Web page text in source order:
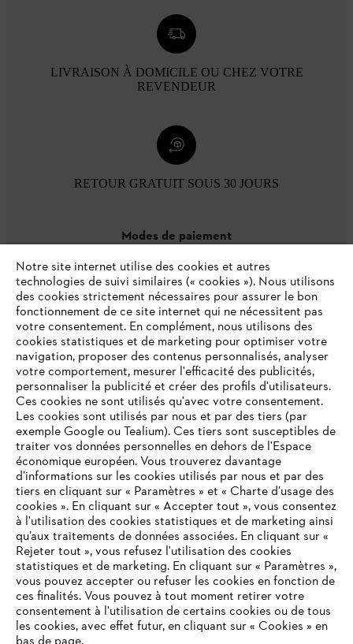
LIVRAISON À DOMICILE OU CHEZ VOTRE
REVENDEUR
RETOUR GRATUIT SOUS 30 JOURS
Modes de paiement
L'Entreprise
Questions / Réponses
Service
Conditions Générales de Vente
VOTRE NAVIGATEUR INTERNET
N'EST PLUS PRIS EN CHARGE
Vous utilisez un navigateur Internet que nous ne prenons plus
en charge, et certaines fonctionnalités de notre site ne
Notre site internet utilise des cookies et autres
technologies de suivi similaires (« cookies »). Nous utilisons
des cookies strictement nécessaires pour assurer le bon
fonctionnement de ce site internet qui ne nécessitent pas
votre consentement. En complément, nous utilisons des
cookies statistiques et de marketing pour optimiser votre
navigation, proposer des contenus personnalisés, analyser
votre comportement, mesurer l'efficacité des publicités,
personnaliser la publicité et créer des profils d'utilisateurs.
Ces cookies ne sont utilisés qu'avec votre consentement.
Les cookies sont utilisés par nous et par des tiers (par
exemple Google ou Tealium). Ces tiers sont susceptibles de
traiter vos données personnelles en dehors de l'Espace
économique européen. Vous trouverez davantage
d’informations sur les cookies utilisés par nous et par des
tiers en cliquant sur « Paramètres » et « Charte d’usage des
cookies ». En cliquant sur « Accepter tout », vous consentez
à l'utilisation des cookies statistiques et de marketing ainsi
qu’aux traitements de données associées. En cliquant sur «
Rejeter tout », vous refusez l'utilisation des cookies
statistiques et de marketing. En cliquant sur « Paramètres »,
vous pouvez accepter ou refuser les cookies en fonction de
ces finalités. Vous pouvez à tout moment retirer votre
consentement à l'utilisation de certains cookies ou de tous
les cookies, avec effet futur, en cliquant sur « Cookies » en